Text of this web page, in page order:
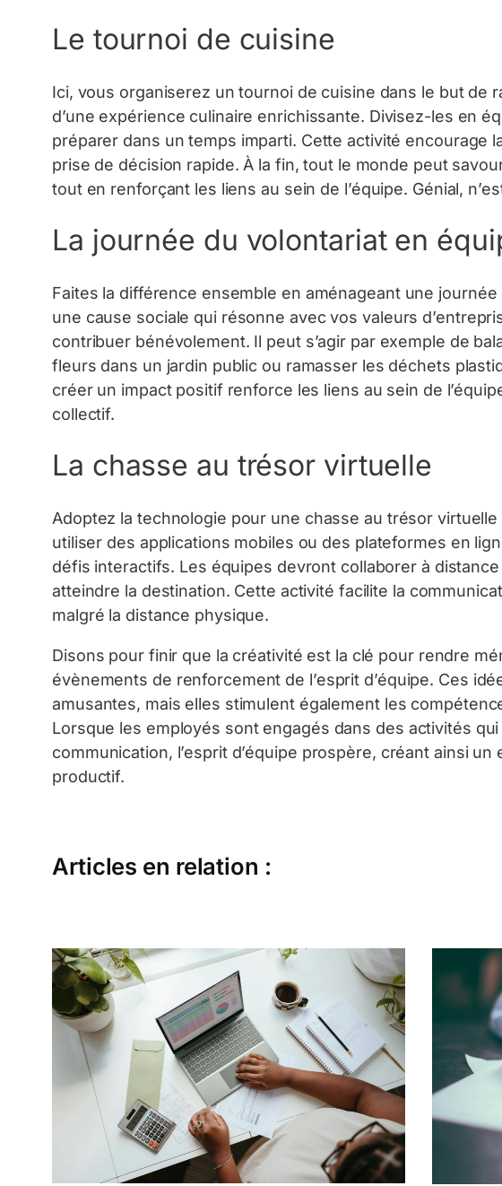
Le tournoi de cuisine
Ici, vous organiserez un tournoi de cuisine dans le but de
d’une expérience culinaire enrichissante. Divisez-les en
préparer dans un temps imparti. Cette activité encourage
prise de décision rapide. À la fin, tout le monde peut
tout en renforçant les liens au sein de l’équipe. Génial,
La journée du volontariat en
Faites la différence ensemble en aménageant une
une cause sociale qui résonne avec vos valeurs
contribuer bénévolement. Il peut s’agir par exemple de
fleurs dans un jardin public ou ramasser les déchets
créer un impact positif renforce les liens au sein de
collectif.
La chasse au trésor virtuelle
Adoptez la technologie pour une chasse au trésor
utiliser des applications mobiles ou des plateformes en
défis interactifs. Les équipes devront collaborer à
atteindre la destination. Cette activité facilite la
malgré la distance physique.
Disons pour finir que la créativité est la clé pour rendre
évènements de renforcement de l’esprit d’équipe. Ces
amusantes, mais elles stimulent également les
Lorsque les employés sont engagés dans des activités
communication, l’esprit d’équipe prospère, créant ainsi
productif.
Articles en relation :